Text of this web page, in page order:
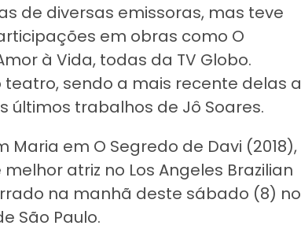
de diversas emissoras, mas teve
em obras como O
à Vida, todas da TV Globo.
sendo a mais recente delas a
últimos trabalhos de Jô Soares.
em O Segredo de Davi (2018),
atriz no Los Angeles Brazilian
na manhã deste sábado (8) no
São Paulo.